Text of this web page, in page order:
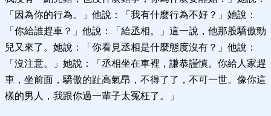
「因為你的行為。」他說：「我有什麼行為不好？」她說：
「你給誰趕車？」他說：「給丞相。」這一說，他那股驕傲勁
兒又來了。她說：「你看見丞相是什麼態度沒有？」他說：
「沒注意。」她說：「丞相坐在車裡，謙恭謹慎。你給人家趕
車，坐前面，驕傲的趾高氣昂，不得了了，不可一世。像你這
樣的男人，我跟你過一輩子太冤枉了。」